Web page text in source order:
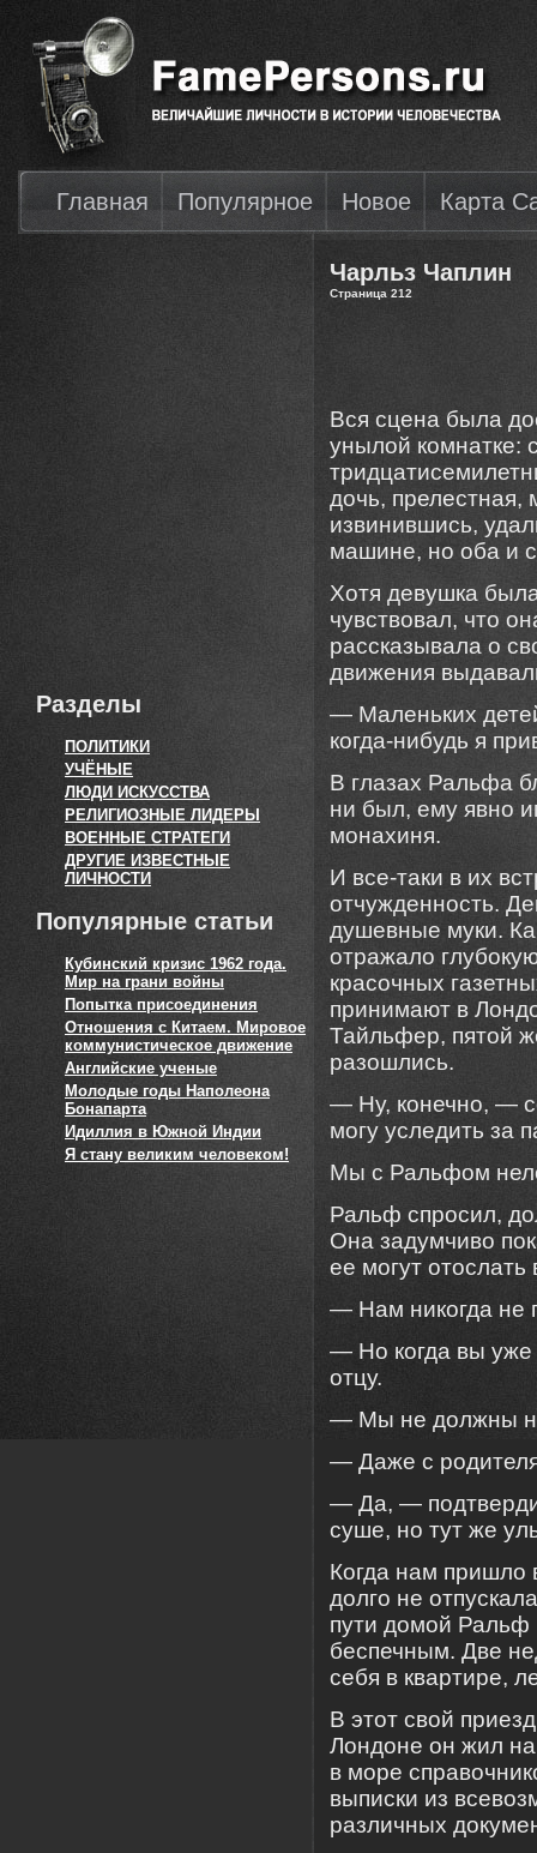
Главная Популярное Новое Карта
Разделы
ПОЛИТИКИ
УЧЁНЫЕ
ЛЮДИ ИСКУССТВА
РЕЛИГИОЗНЫЕ ЛИДЕРЫ
ВОЕННЫЕ СТРАТЕГИ
ДРУГИЕ ИЗВЕСТНЫЕ
ЛИЧНОСТИ
Популярные статьи
Кубинский кризис 1962 года.
Мир на грани войны
Попытка присоединения
Отношения с Китаем. Мировое
коммунистическое движение
Английские ученые
Молодые годы Наполеона
Бонапарта
Идиллия в Южной Индии
Я стану великим человеком!
Чарльз Чаплин
Страница 212
Вся сцена была
унылой комнатке:
дочь, прелестная,
извинившись,
машине, но оба и
Хотя девушка
чувствовал, что
рассказывала о
движения
— Маленьких
когда-нибудь я
В глазах Ральфа
ни был, ему явно
монахиня.
И все-таки в их
отчужденность.
душевные муки.
отражало
красочных
принимают в
Тайльфер, пятой
разошлись.
— Ну, конечно, —
могу уследить за
Мы с Ральфом
Ральф спросил,
Она задумчиво
ее могут
— Нам никогда не
— Но когда вы уже
отцу.
— Мы не должны
— Даже с
— Да, —
суше, но тут же
Когда нам пришло
долго не
пути домой Ральф
беспечным. Две
себя в квартире,
В этот свой
Лондоне он жил на
в море
выписки из
различных